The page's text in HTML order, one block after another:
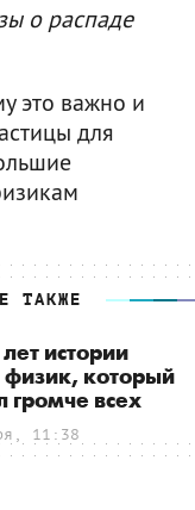
о распаде
это важно и
для
ТАКЖЕ
истории
физик, который
громче всех
11:38